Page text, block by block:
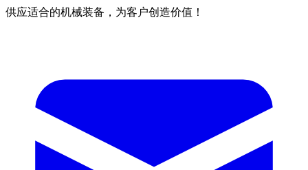
供应适合的机械装备，为客户创造价值！